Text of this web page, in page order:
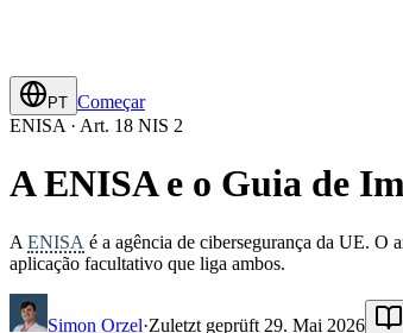
PT Começar
ENISA · Art. 18 NIS 2
A ENISA e o Guia de
A ENISA é a agência de cibersegurança da UE.
aplicação facultativo que liga ambos.
Simon Orzel·Zuletzt geprüft 29. Mai 2026